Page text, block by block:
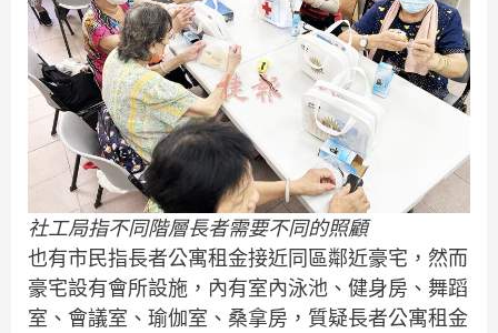
社工局指不同階層長者需要不同的照顧
也有市民指長者公寓租金接近同區鄰近豪宅，然而
豪宅設有會所設施，內有室內泳池、健身房、舞蹈
室、會議室、瑜伽室、桑拿房，質疑長者公寓租金